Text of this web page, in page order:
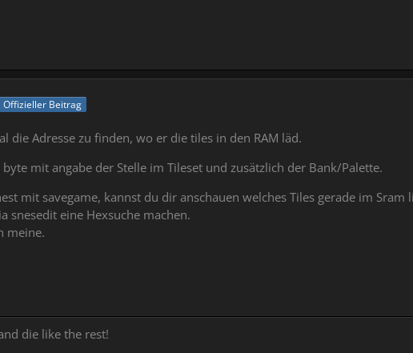
Offizieller Beitrag
die Adresse zu finden, wo er die tiles in den RAM läd.
mit angabe der Stelle im Tileset und zusätzlich der Bank/Palette.
mit savegame, kannst du dir anschauen welches Tiles gerade im Sram
snesedit eine Hexsuche machen.
meine.
die like the rest!